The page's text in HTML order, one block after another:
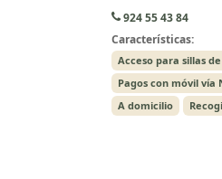
924 55 43 84
Características:
Acceso para sillas
Pagos con móvil vía
A domicilio